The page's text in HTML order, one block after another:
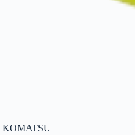
KOMATSU